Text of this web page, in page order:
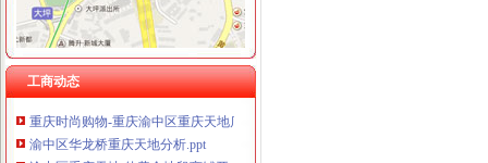
工商动态
渝中区重庆天地精装两房绝版户型限量团购热销,重庆天地二手房,
投诉渝中区重庆天地雍江艺庭小区物管_重庆市公开信箱
渝中：免费上网区域扩展到大坪和重庆天地——人民网·重庆视窗—
渝中区重庆天地雍江翠璟楼层低带车位出售欢迎实地看房,重庆渝中
渝中区华龙桥重庆天地分析.ppt
渝中区重庆天地,佳黄金地段商铺开.抢,重庆渝中李子坝重庆天地商